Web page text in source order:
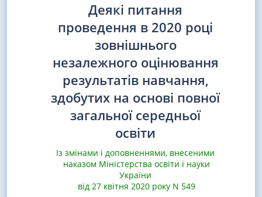
Деякі питання
проведення в 2020 році
зовнішнього
незалежного оцінювання
результатів навчання,
здобутих на основі повної
загальної середньої
освіти
Із змінами і доповненнями, внесеними
наказом Міністерства освіти і науки
України
від 27 квітня 2020 року N 549